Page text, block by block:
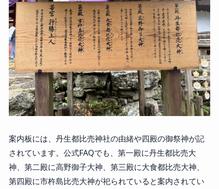
案内板には、丹生都比売神社の由緒や四殿の御祭神が記
されています。公式FAQでも、第一殿に丹生都比売大
神、第二殿に高野御子大神、第三殿に大食都比売大神、
第四殿に市杵島比売大神が祀られていると案内されてい